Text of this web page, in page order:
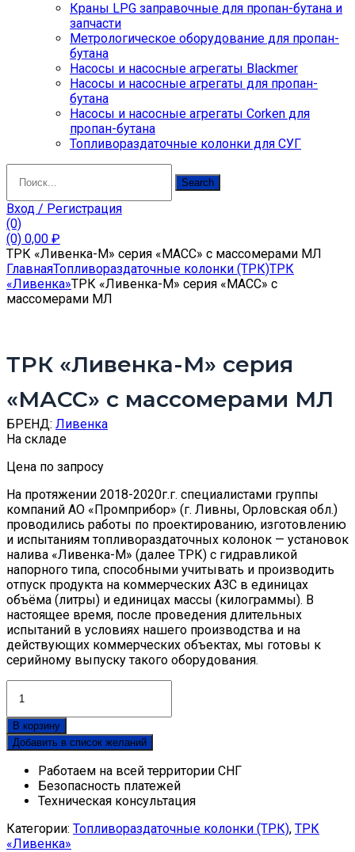
Краны LPG заправочные для пропан-бутана и
запчасти
Метрологическое оборудование для пропан-
бутана
Насосы и насосные агрегаты Blackmer
Насосы и насосные агрегаты для пропан-
бутана
Насосы и насосные агрегаты Corken для
пропан-бутана
Топливораздаточные колонки для СУГ
for:
Search
Вход / Регистрация
(0)
(0) 0,00 ₽
ТРК «Ливенка-М» серия «МАСС» с массомерами МЛ
ГлавнаяТопливораздаточные колонки (ТРК)ТРК
«Ливенка»ТРК «Ливенка-М» серия «МАСС» с
массомерами МЛ
ТРК «Ливенка-М» серия
«МАСС» с массомерами МЛ
БРЕНД: Ливенка
На складе
Цена по запросу
На протяжении 2018-2020г.г. специалистами группы
компаний АО «Промприбор» (г. Ливны, Орловская обл.)
проводились работы по проектированию, изготовлению
и испытаниям топливораздаточных колонок — установок
налива «Ливенка-М» (далее ТРК) с гидравликой
напорного типа, способными учитывать и производить
отпуск продукта на коммерческих АЗС в единицах
объёма (литры) и единицах массы (килограммы). В
настоящее время, после проведения длительных
испытаний в условиях нашего производства и на
действующих коммерческих объектах, мы готовы к
серийному выпуску такого оборудования.
товара
ТРК
"Ливенка-
М"
серия
"МАСС"
массомерами
МЛ
В корзину
Добавить в список желаний
Работаем на всей территории СНГ
Безопасность платежей
Техническая консультация
Категории: Топливораздаточные колонки (ТРК), ТРК
«Ливенка»